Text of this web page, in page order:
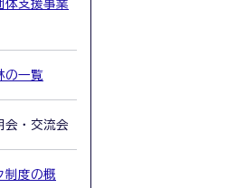
体支援事業
の一覧
会・交流会
制度の概